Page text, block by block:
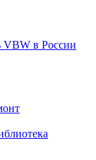
VBW в России